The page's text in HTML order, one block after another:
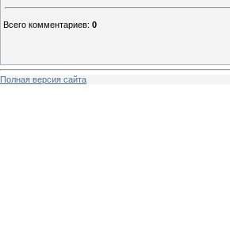
Всего комментариев: 0
Полная версия сайта